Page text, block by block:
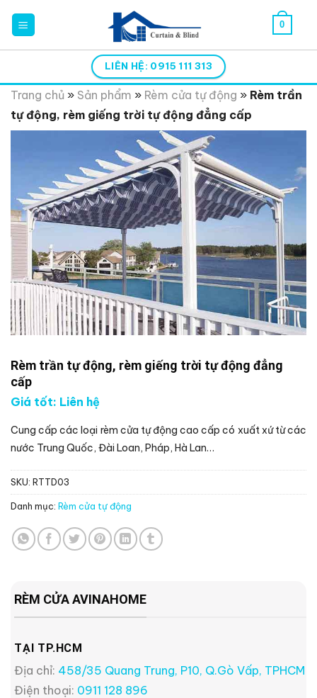
content
0
LIÊN HỆ: 0915 111 313
Trang chủ » Sản phẩm » Rèm cửa tự động » Rèm trần
tự động, rèm giếng trời tự động đẳng cấp
Rèm trần tự động, rèm giếng trời tự động đẳng
cấp
Giá tốt: Liên hệ
Cung cấp các loại rèm cửa tự động cao cấp có xuất xứ từ các
nước Trung Quốc, Đài Loan, Pháp, Hà Lan…
SKU: RTTD03
Danh mục: Rèm cửa tự động
RÈM CỬA AVINAHOME
TẠI TP.HCM
Địa chỉ: 458/35 Quang Trung, P10, Q.Gò Vấp, TPHCM
Điện thoại: 0911 128 896